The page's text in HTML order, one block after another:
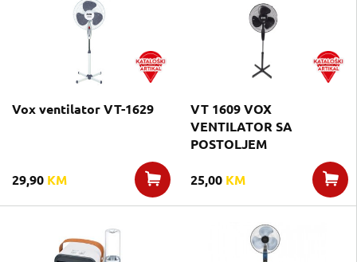
Vox ventilator VT-1629
29,90 KM
VT 1609 VOX
VENTILATOR SA
POSTOLJEM
25,00 KM